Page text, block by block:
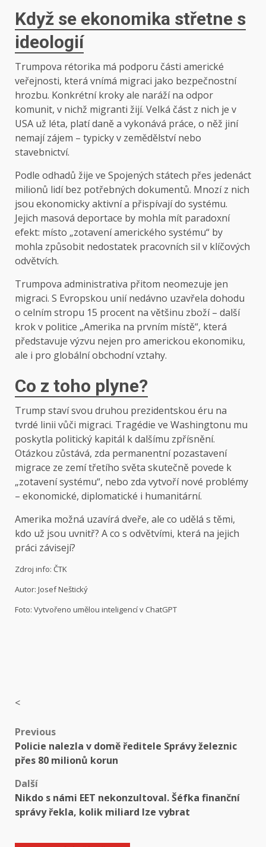
Když se ekonomika střetne s
ideologií
Trumpova rétorika má podporu části americké
veřejnosti, která vnímá migraci jako bezpečnostní
hrozbu. Konkrétní kroky ale naráží na odpor
komunit, v nichž migranti žijí. Velká část z nich je v
USA už léta, platí daně a vykonává práce, o něž jiní
nemají zájem – typicky v zemědělství nebo
stavebnictví.
Podle odhadů žije ve Spojených státech přes jedenáct
milionů lidí bez potřebných dokumentů. Mnozí z nich
jsou ekonomicky aktivní a přispívají do systému.
Jejich masová deportace by mohla mít paradoxní
efekt: místo „zotavení amerického systému“ by
mohla způsobit nedostatek pracovních sil v klíčových
odvětvích.
Trumpova administrativa přitom neomezuje jen
migraci. S Evropskou unií nedávno uzavřela dohodu
o celním stropu 15 procent na většinu zboží – další
krok v politice „Amerika na prvním místě“, která
představuje výzvu nejen pro americkou ekonomiku,
ale i pro globální obchodní vztahy.
Co z toho plyne?
Trump staví svou druhou prezidentskou éru na
tvrdé linii vůči migraci. Tragédie ve Washingtonu mu
poskytla politický kapitál k dalšímu zpřísnění.
Otázkou zůstává, zda permanentní pozastavení
migrace ze zemí třetího světa skutečně povede k
„zotavení systému“, nebo zda vytvoří nové problémy
– ekonomické, diplomatické i humanitární.
Amerika možná uzavírá dveře, ale co udělá s těmi,
kdo už jsou uvnitř? A co s odvětvími, která na jejich
práci závisejí?
Zdroj info: ČTK
Autor: Josef Neštický
Foto: Vytvořeno umělou inteligencí v ChatGPT
<
Post
navigation
Previous
Policie nalezla v domě ředitele Správy železnic
přes 80 milionů korun
Další
Nikdo s námi EET nekonzultoval. Šéfka finanční
správy řekla, kolik miliard lze vybrat